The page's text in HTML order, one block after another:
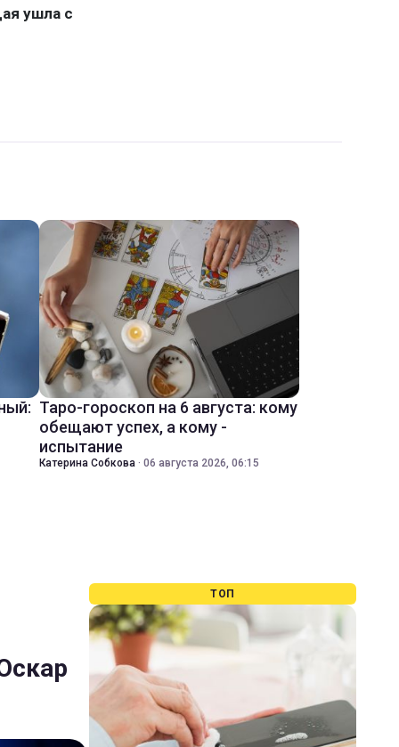
Таро-гороскоп на 6 августа: кому
обещают успех, а кому -
испытание
Катерина Собкова · 06 августа 2026, 06:15
ТОП